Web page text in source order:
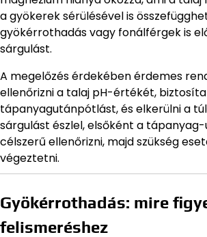
a gyökerek sérülésével is
gyökérrothadás vagy fonálférgek is
sárgulást.
A megelőzés érdekében érdemes
ellenőrizni a talaj pH-értékét,
tápanyagutánpótlást, és elkerülni a
sárgulást észlel, elsőként a
célszerű ellenőrizni, majd szükség
végeztetni.
Gyökérrothadás: mire
felismeréshez